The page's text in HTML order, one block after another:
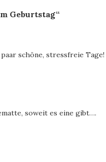
Geburtstag“
schöne, stressfreie Tage!
soweit es eine gibt….